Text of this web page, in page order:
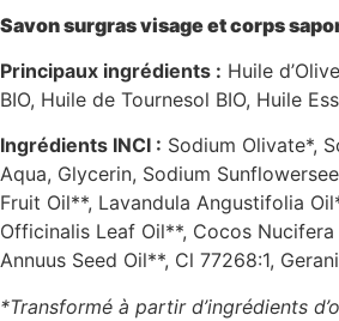
Savon surgras visage et corps
Principaux ingrédients : Huile
BIO, Huile de Tournesol BIO, Huile
Ingrédients INCI : Sodium Olivate*,
Aqua, Glycerin, Sodium
Fruit Oil**, Lavandula Angustifolia
Officinalis Leaf Oil**, Cocos
Annuus Seed Oil**, Cl 77268:1,
*Transformé à partir d’ingrédients